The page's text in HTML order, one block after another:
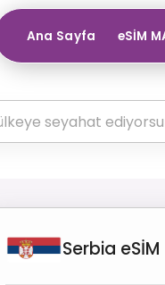
Ana Sayfa eSİM
Serbia eSİM